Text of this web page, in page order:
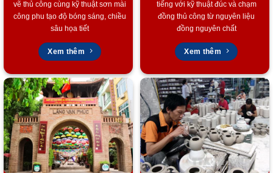
Mã đáo thành công đắp nổi phù điêu
vẽ thủ công cùng kỹ thuật sơn mài
công phu tạo độ bóng sáng, chiều
sâu họa tiết
Xem thêm
tiếng với kỹ thuật đúc và chạm
đồng thủ công từ nguyên liệu
đồng nguyên chất
Xem thêm